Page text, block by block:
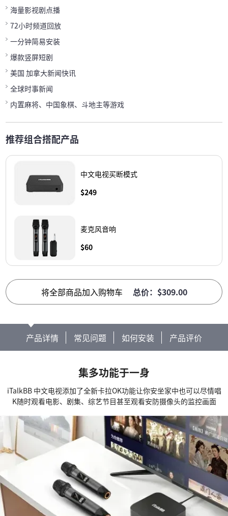
海量影视剧点播
72小时频道回放
一分钟简易安装
爆款竖屏短剧
美国 加拿大新闻快讯
全球时事新闻
内置麻将、中国象棋、斗地主等游戏
推荐组合搭配产品
中文电视买断模式
$249
麦克风音响
$60
总价：$309.00
将全部商品加入购物车
产品详情 常见问题 如何安装 产品评价
集多功能于一身
iTalkBB 中文电视添加了全新卡拉OK功能让你安坐家中也可以尽情唱
K随时观看电影、剧集、综艺节目甚至观看安防摄像头的监控画面